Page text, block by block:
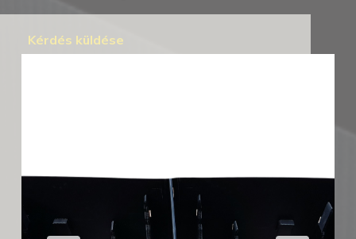
Kérdés küldése